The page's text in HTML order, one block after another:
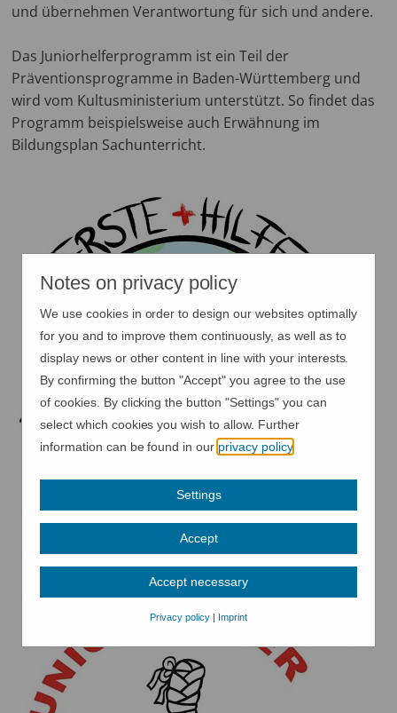
Notes on privacy policy
We use cookies in order to design our websites optimally
for you and to improve them continuously, as well as to
display news or other content in line with your interests.
By confirming the button "Accept" you agree to the use
of cookies. By clicking the button "Settings" you can
select which cookies you wish to allow. Further
information can be found in our privacy policy.
Settings
Accept
Accept necessary
Privacy policy| Imprint
und übernehmen Verantwortung für sich und andere.
Das Juniorhelferprogramm ist ein Teil der
Präventionsprogramme in Baden-Württemberg und
wird vom Kultusministerium unterstützt. So findet das
Programm beispielsweise auch Erwähnung im
Bildungsplan Sachunterricht.